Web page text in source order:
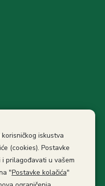
iskustva
(cookies). Postavke
prilagođavati u vašem
"Postavke kolačića"